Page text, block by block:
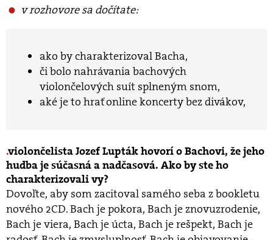
v rozhovore sa dočítate:
ako by charakterizoval Bacha,
či bolo nahrávania bachových
violončelových suít splneným snom,
aké je to hrať online koncerty bez divákov,
violončelista Jozef Lupták hovorí o Bachovi, že jeho
hudba je súčasná a nadčasová. Ako by ste ho
charakterizovali vy?
Dovoľte, aby som zacitoval samého seba z bookletu
nového 2CD. Bach je pokora, Bach je znovuzrodenie,
Bach je viera, Bach je úcta, Bach je rešpekt, Bach je